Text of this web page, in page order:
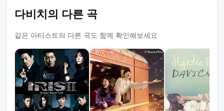
다비치의 다른 곡
같은 아티스트의 다른 곡도 함께 확인해보세요.